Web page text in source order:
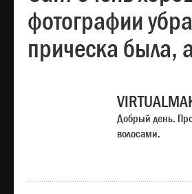
фотографии
прическа была,
Добрый день.
волосами.